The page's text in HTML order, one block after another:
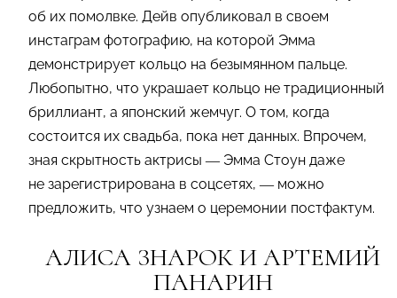
об их помолвке. Дейв опубликовал в своем
инстаграм фотографию, на которой Эмма
демонстрирует кольцо на безымянном пальце.
Любопытно, что украшает кольцо не традиционный
бриллиант, а японский жемчуг. О том, когда
состоится их свадьба, пока нет данных. Впрочем,
зная скрытность актрисы — Эмма Стоун даже
не зарегистрирована в соцсетях, — можно
предложить, что узнаем о церемонии постфактум.
АЛИСА ЗНАРОК И АРТЕМИЙ
ПАНАРИН